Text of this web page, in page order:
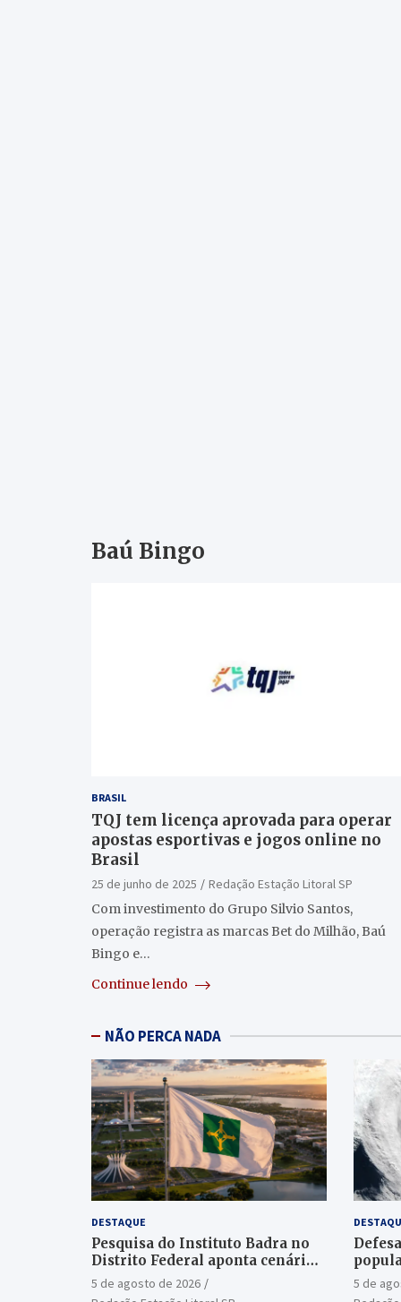
Baú Bingo
BRASIL
TQJ tem licença aprovada para operar
apostas esportivas e jogos online no
Brasil
25 de junho de 2025
Redação Estação Litoral SP
Com investimento do Grupo Silvio Santos,
operação registra as marcas Bet do Milhão, Baú
Bingo e…
Continue lendo
NÃO PERCA NADA
DESTAQUE
Pesquisa do Instituto Badra no
Distrito Federal aponta cenário
aberto para o Senado
5 de agosto de 2026
5 de